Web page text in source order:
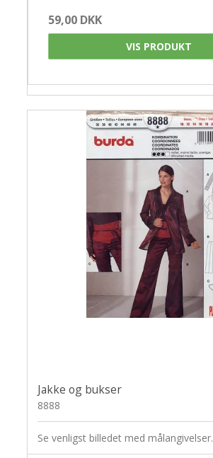
59,00 DKK
VIS PRODUKT
Jakke og bukser
8888
Se venligst billedet med målangivelser.